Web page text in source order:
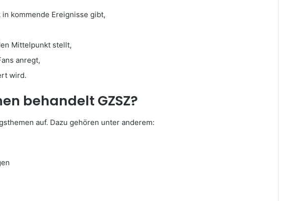
kommende Ereignisse gibt,
Mittelpunkt stellt,
anregt,
wird.
behandelt GZSZ?
auf. Dazu gehören unter anderem: